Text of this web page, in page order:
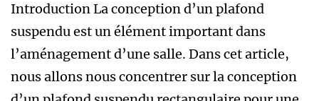
Introduction La conception d’un plafond
suspendu est un élément important dans
l’aménagement d’une salle. Dans cet article,
nous allons nous concentrer sur la conception